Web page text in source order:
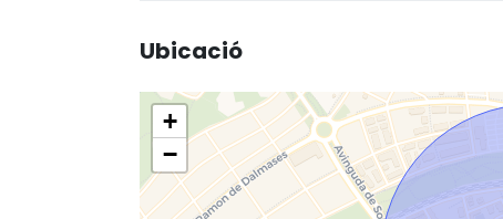
Ubicació
+
−